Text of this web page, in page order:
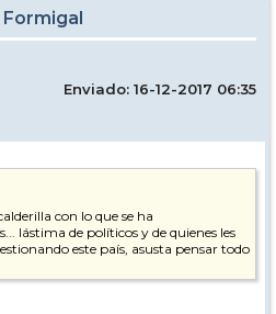
Enviado: 16-12-2017 06:35
con lo que se ha
lástima de políticos y de quienes les
este país, asusta pensar todo